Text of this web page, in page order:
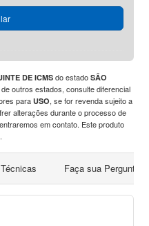
DE ICMS do estadoSÃO
outros estados, consulte diferencial
paraUSO, se for revenda sujeito a
alterações durante o processo de
em contato. Este produto
Faça sua Pergunta